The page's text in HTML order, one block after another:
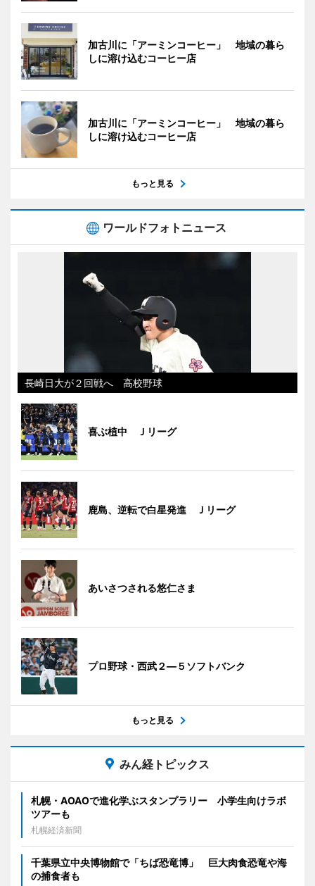
加古川に「アーミンコーヒー」 地域の暮ら
しに溶け込むコーヒー店
加古川に「アーミンコーヒー」 地域の暮ら
しに溶け込むコーヒー店
もっと見る
ワールドフォトニュース
長崎日大が２回戦へ 高校野球
喜ぶ植中 Ｊリーグ
鹿島、逆転で白星発進 Ｊリーグ
あいさつされる悠仁さま
プロ野球・西武２―５ソフトバンク
もっと見る
みん経トピックス
札幌・AOAOで進化学ぶスタンプラリー 小学生向けラボ
ツアーも
札幌経済新聞
千葉県立中央博物館で「ちば恐竜博」 巨大肉食恐竜や海
の捕食者も